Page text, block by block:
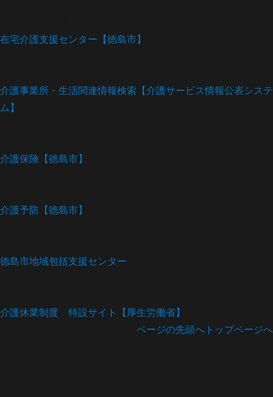
在宅介護支援センター【徳島市】
介護事業所・生活関連情報検索【介護サービス情報公表システ
ム】
介護保険【徳島市】
介護予防【徳島市】
徳島市地域包括支援センター
介護休業制度 特設サイト【厚生労働省】
ページの先頭へ トップページへ